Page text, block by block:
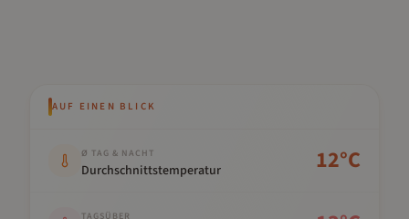
AUF EINEN BLICK
Ø TAG & NACHT
Durchschnittstemperatur 12°C
TAGSÜBER